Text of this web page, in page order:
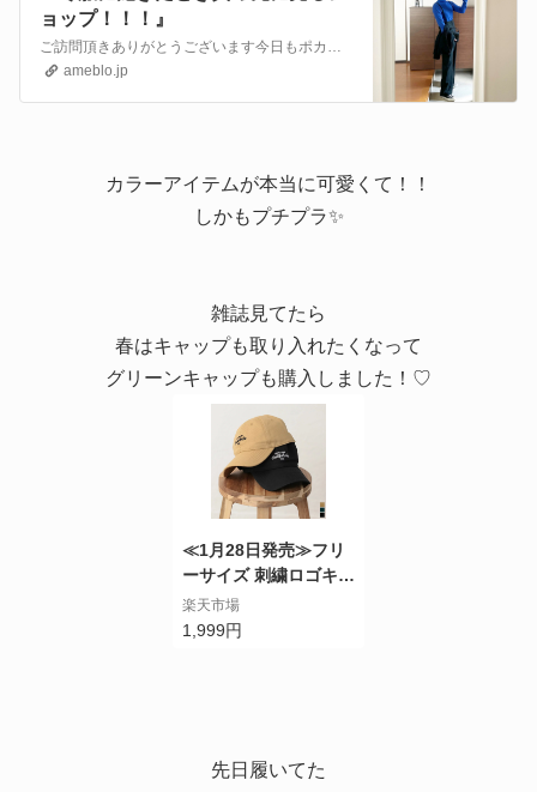
ョップ！！！』
ご訪問頂きありがとうございます今日もポカポカ陽気☀️カラーアイテムを投入しました！♩今日のコーデタートルニット : リエディサロペット : my:niaスニー…
ameblo.jp
カラーアイテムが本当に可愛くて！！
しかもプチプラ✨
雑誌見てたら
春はキャップも取り入れたくなって
グリーンキャップも購入しました！♡
≪1月28日発売≫フリ
ーサイズ 刺繍ロゴキャ
ップ レディース / 帽子
キャップ 刺繍ロゴ レ
楽天市場
1,999円
先日履いてた